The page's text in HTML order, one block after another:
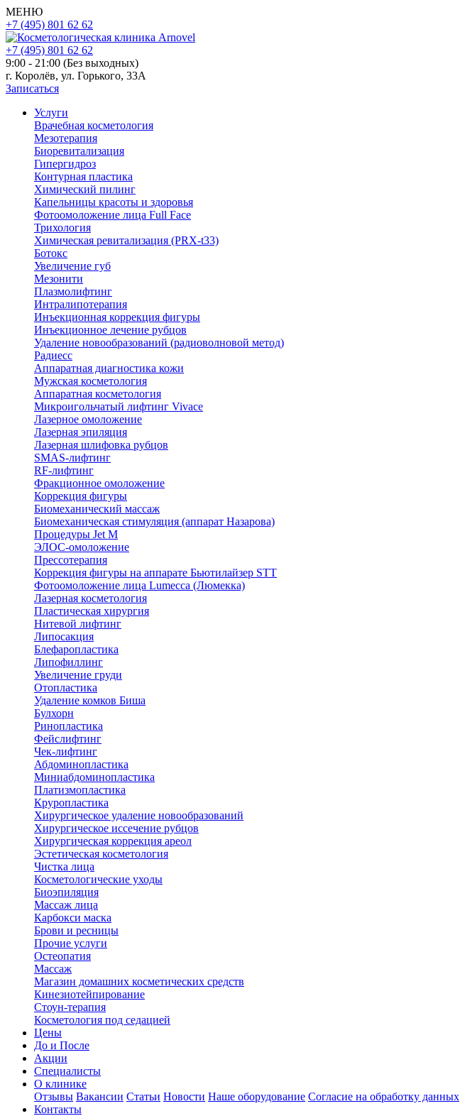
МЕНЮ
+7 (495) 801 62 62
+7 (495) 801 62 62
9:00 - 21:00 (Без выходных)
г. Королёв, ул. Горького, 33А
Записаться
Услуги
Врачебная косметология
Мезотерапия
Биоревитализация
Гипергидроз
Контурная пластика
Химический пилинг
Капельницы красоты и здоровья
Фотоомоложение лица Full Face
Трихология
Химическая ревитализация (PRX-t33)
Ботокс
Увеличение губ
Мезонити
Плазмолифтинг
Интралипотерапия
Инъекционная коррекция фигуры
Инъекционное лечение рубцов
Удаление новообразований (радиоволновой метод)
Радиесс
Аппаратная диагностика кожи
Мужская косметология
Аппаратная косметология
Микроигольчатый лифтинг Vivace
Лазерное омоложение
Лазерная эпиляция
Лазерная шлифовка рубцов
SMAS-лифтинг
RF-лифтинг
Фракционное омоложение
Коррекция фигуры
Биомеханический массаж
Биомеханическая стимуляция (аппарат Назарова)
Процедуры Jet M
ЭЛОС-омоложение
Прессотерапия
Коррекция фигуры на аппарате Бьютилайзер STT
Фотоомоложение лица Lumecca (Люмекка)
Лазерная косметология
Пластическая хирургия
Нитевой лифтинг
Липосакция
Блефаропластика
Липофиллинг
Увеличение груди
Отопластика
Удаление комков Биша
Булхорн
Ринопластика
Фейслифтинг
Чек-лифтинг
Абдоминопластика
Миниабдоминопластика
Платизмопластика
Круропластика
Хирургическое удаление новообразований
Хирургическое иссечение рубцов
Хирургическая коррекция ареол
Эстетическая косметология
Чистка лица
Косметологические уходы
Биоэпиляция
Массаж лица
Карбокси маска
Брови и ресницы
Прочие услуги
Остеопатия
Массаж
Магазин домашних косметических средств
Кинезиотейпирование
Стоун-терапия
Косметология под седацией
Цены
До и После
Акции
Специалисты
О клинике
Отзывы Вакансии Статьи Новости Наше оборудование Согласие на обработку данных
Контакты